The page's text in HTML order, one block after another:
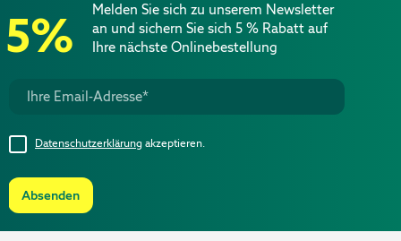
5%
Melden Sie sich zu unserem Newsletter
an und sichern Sie sich 5 % Rabatt auf
Ihre nächste Onlinebestellung
Absenden
Datenschutzerklärung akzeptieren.